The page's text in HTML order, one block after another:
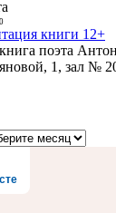
книги 12+
поэта
1, зал №